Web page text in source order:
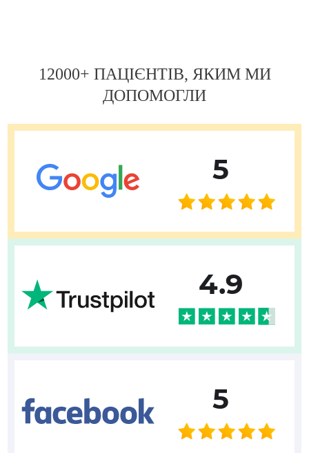
12000+ ПАЦІЄНТІВ, ЯКИМ МИ
ДОПОМОГЛИ
5
4.9
5